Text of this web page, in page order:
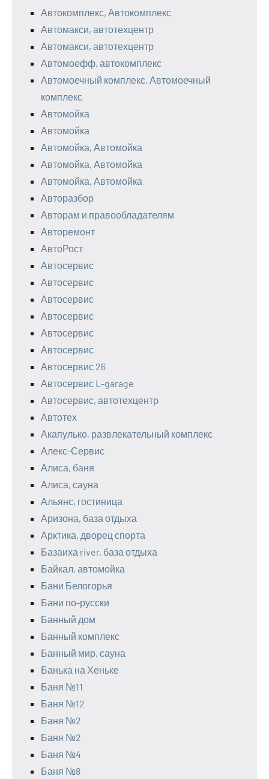
Автокомплекс, Автокомплекс
Автомакси, автотехцентр
Автомакси, автотехцентр
Автомоефф, автокомплекс
Автомоечный комплекс, Автомоечный
комплекс
Автомойка
Автомойка
Автомойка, Автомойка
Автомойка, Автомойка
Автомойка, Автомойка
Авторазбор
Авторам и правообладателям
Авторемонт
АвтоРост
Автосервис
Автосервис
Автосервис
Автосервис
Автосервис
Автосервис
Автосервис 26
Автосервис L-garage
Автосервис, автотехцентр
Автотех
Акапулько, развлекательный комплекс
Алекс-Сервис
Алиса, баня
Алиса, сауна
Альянс, гостиница
Аризона, база отдыха
Арктика, дворец спорта
Базаиха river, база отдыха
Байкал, автомойка
Бани Белогорья
Бани по-русски
Банный дом
Банный комплекс
Банный мир, сауна
Банька на Хеньке
Баня №11
Баня №12
Баня №2
Баня №2
Баня №4
Баня №8